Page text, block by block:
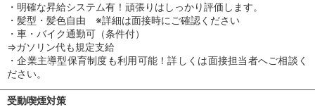
・明確な昇給システム有！頑張りはしっかり評価します。
・髪型・髪色自由 ※詳細は面接時にご確認ください
・車・バイク通勤可（条件付）
⇒ガソリン代も規定支給
・企業主導型保育制度も利用可能！詳しくは面接担当者へご相談く
ださい。
受動喫煙対策